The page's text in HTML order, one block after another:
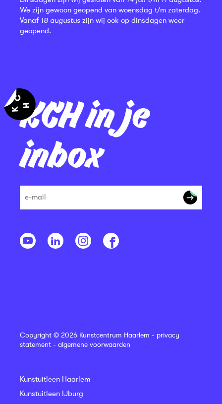
KCH in je
inbox
We zijn gewoon geopend van woensdag t/m zaterdag.
Vanaf 18 augustus zijn wij ook op dinsdagen weer
geopend.
Copyright © 2026 Kunstcentrum Haarlem - privacy
statement - algemene voorwaarden
Kunstuitleen Haarlem
Kunstuitleen IJburg